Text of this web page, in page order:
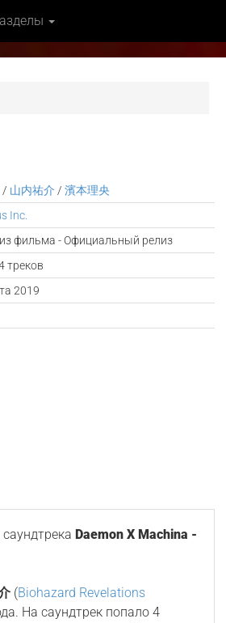
/ 山内祐介 / 濱本理央
Inc.
фильма - Официальный релиз
треков
2019
Daemon X Machina -
(Biohazard Revelations
На саундтрек попало 4